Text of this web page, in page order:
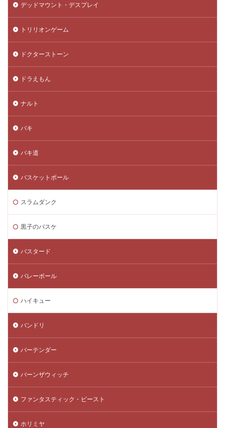
デッドマウント・デスプレイ
トリリオンゲーム
ドクターストーン
ドラえもん
ナルト
バキ
バキ道
バスケットボール
スラムダンク
黒子のバスケ
バスタード
バレーボール
ハイキュー
バンドリ
バーテンダー
バーンザウィッチ
ファンタスティック・ビースト
ホリミヤ